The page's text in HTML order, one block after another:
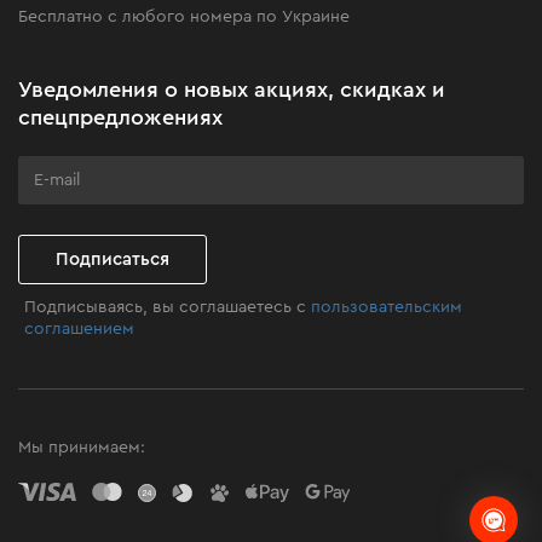
Клуб мастерства
Бесплатно с любого номера по Украине
Уведомления о новых акциях, скидках и
спецпредложениях
Подписаться
Подписываясь, вы соглашаетесь с пользовательским
соглашением
Мы принимаем: